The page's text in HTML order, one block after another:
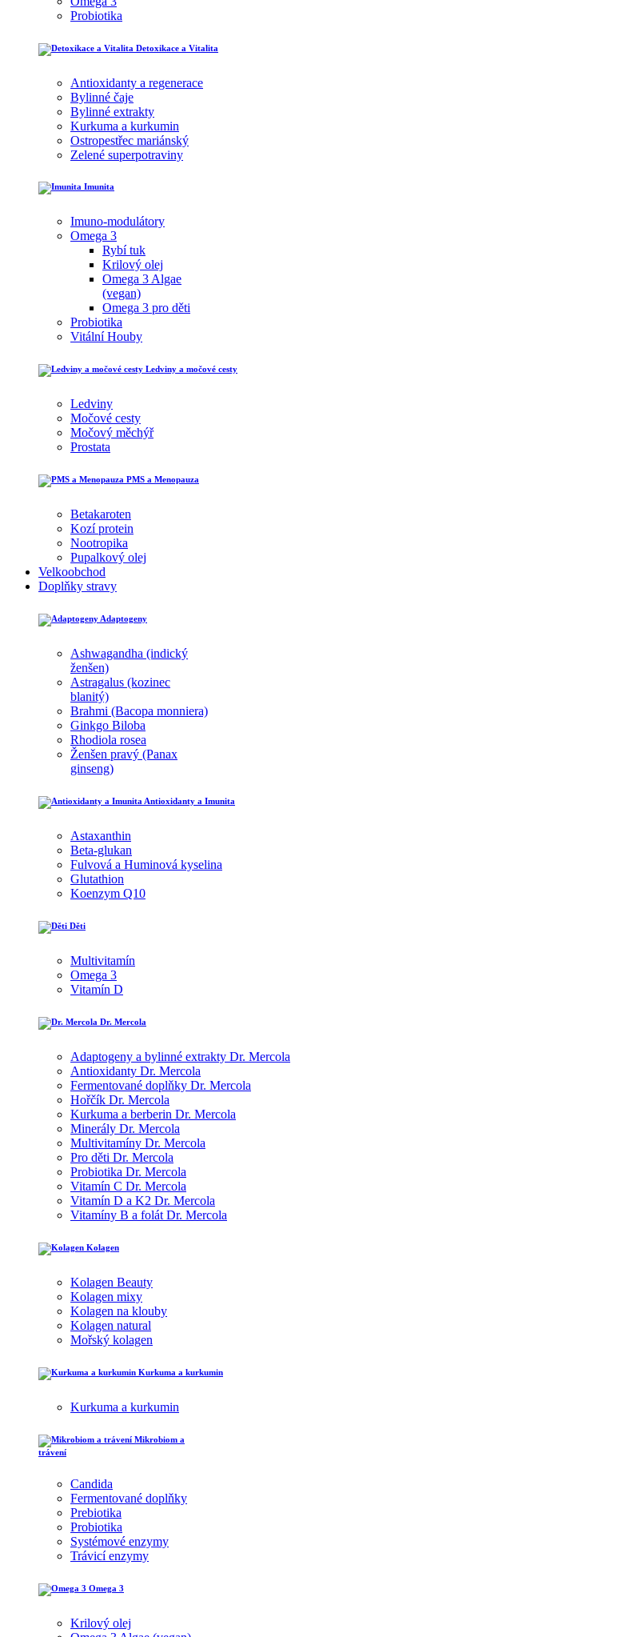
Probiotika
Detoxikace a Vitalita
Antioxidanty a regenerace
Bylinné čaje
Bylinné extrakty
Kurkuma a kurkumin
Ostropestřec mariánský
Zelené superpotraviny
Imunita
Imuno-modulátory
Omega 3
Rybí tuk
Krilový olej
Omega 3 Algae
(vegan)
Omega 3 pro děti
Probiotika
Vitální Houby
Ledviny a močové cesty
Ledviny
Močové cesty
Močový měchýř
Prostata
PMS a Menopauza
Betakaroten
Kozí protein
Nootropika
Pupalkový olej
Velkoobchod
Doplňky stravy
Adaptogeny
Ashwagandha (indický
ženšen)
Astragalus (kozinec
blanitý)
Brahmi (Bacopa monniera)
Ginkgo Biloba
Rhodiola rosea
Ženšen pravý (Panax
ginseng)
Antioxidanty a Imunita
Astaxanthin
Beta-glukan
Fulvová a Huminová kyselina
Glutathion
Koenzym Q10
Děti
Multivitamín
Omega 3
Vitamín D
Dr. Mercola
Adaptogeny a bylinné extrakty Dr. Mercola
Antioxidanty Dr. Mercola
Fermentované doplňky Dr. Mercola
Hořčík Dr. Mercola
Kurkuma a berberin Dr. Mercola
Minerály Dr. Mercola
Multivitamíny Dr. Mercola
Pro děti Dr. Mercola
Probiotika Dr. Mercola
Vitamín C Dr. Mercola
Vitamín D a K2 Dr. Mercola
Vitamíny B a folát Dr. Mercola
Kolagen
Kolagen Beauty
Kolagen mixy
Kolagen na klouby
Kolagen natural
Mořský kolagen
Kurkuma a kurkumin
Kurkuma a kurkumin
Mikrobiom a
trávení
Candida
Fermentované doplňky
Prebiotika
Probiotika
Systémové enzymy
Trávicí enzymy
Omega 3
Krilový olej